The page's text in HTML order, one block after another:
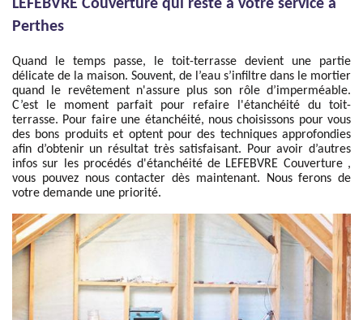
LEFEBVRE Couverture qui reste à votre service à
Perthes
Quand le temps passe, le toit-terrasse devient une partie
délicate de la maison. Souvent, de l’eau s’infiltre dans le mortier
quand le revêtement n'assure plus son rôle d’imperméable.
C’est le moment parfait pour refaire l'étanchéité du toit-
terrasse. Pour faire une étanchéité, nous choisissons pour vous
des bons produits et optent pour des techniques approfondies
afin d’obtenir un résultat très satisfaisant. Pour avoir d’autres
infos sur les procédés d'étanchéité de LEFEBVRE Couverture ,
vous pouvez nous contacter dès maintenant. Nous ferons de
votre demande une priorité.